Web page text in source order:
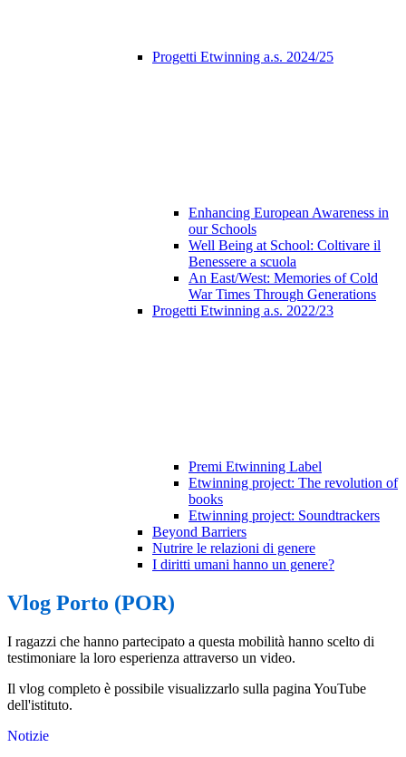
Progetti Etwinning a.s. 2024/25
Enhancing European Awareness in
our Schools
Well Being at School: Coltivare il
Benessere a scuola
An East/West: Memories of Cold
War Times Through Generations
Progetti Etwinning a.s. 2022/23
Premi Etwinning Label
Etwinning project: The revolution of
books
Etwinning project: Soundtrackers
Beyond Barriers
Nutrire le relazioni di genere
I diritti umani hanno un genere?
Vlog Porto (POR)
I ragazzi che hanno partecipato a questa mobilità hanno scelto di
testimoniare la loro esperienza attraverso un video.
Il vlog completo è possibile visualizzarlo sulla pagina YouTube
dell'istituto.
Notizie